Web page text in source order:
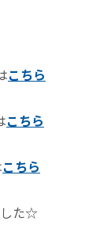
こちら
こちら
こちら
た☆